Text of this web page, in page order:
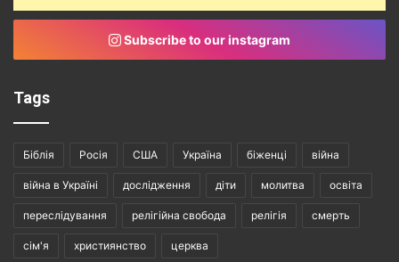
Subscribe to our instagram
Tags
Біблія Росія США Україна біженці війна
війна в Україні дослідження діти молитва освіта
переслідування релігійна свобода релігія смерть
сім'я християнство церква